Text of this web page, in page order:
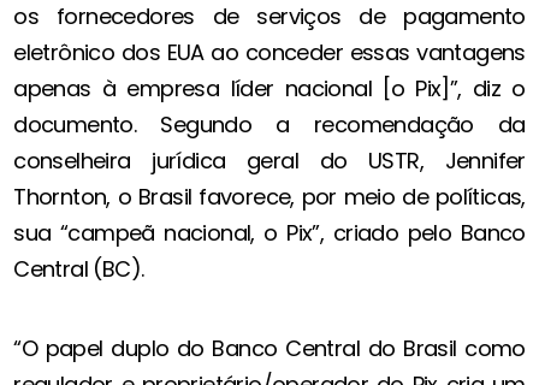
os fornecedores de serviços de pagamento
eletrônico dos EUA ao conceder essas vantagens
apenas à empresa líder nacional [o Pix]”, diz o
documento. Segundo a recomendação da
conselheira jurídica geral do USTR, Jennifer
Thornton, o Brasil favorece, por meio de políticas,
sua “campeã nacional, o Pix”, criado pelo Banco
Central (BC).
“O papel duplo do Banco Central do Brasil como